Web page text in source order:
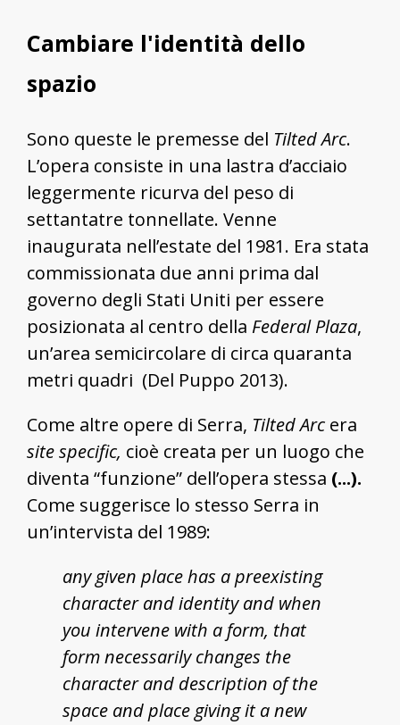
Cambiare l'identità dello
spazio
Sono queste le premesse del Tilted Arc.
L’opera consiste in una lastra d’acciaio
leggermente ricurva del peso di
settantatre tonnellate. Venne
inaugurata nell’estate del 1981. Era stata
commissionata due anni prima dal
governo degli Stati Uniti per essere
posizionata al centro della Federal Plaza,
un’area semicircolare di circa quaranta
metri quadri (Del Puppo 2013).
Come altre opere di Serra, Tilted Arc era
site specific, cioè creata per un luogo che
diventa “funzione” dell’opera stessa (...).
Come suggerisce lo stesso Serra in
un’intervista del 1989:
any given place has a preexisting
character and identity and when
you intervene with a form, that
form necessarily changes the
character and description of the
space and place giving it a new